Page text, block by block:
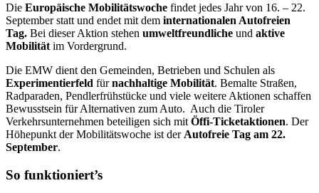
Die Europäische Mobilitätswoche findet jedes Jahr von 16. – 22.
September statt und endet mit dem internationalen Autofreien
Tag. Bei dieser Aktion stehen umweltfreundliche und aktive
Mobilität im Vordergrund.
Die EMW dient den Gemeinden, Betrieben und Schulen als
Experimentierfeld fürnachhaltige Mobilität. Bemalte Straßen,
Radparaden, Pendlerfrühstücke und viele weitere Aktionen schaffen
Bewusstsein für Alternativen zum Auto. Auch die Tiroler
Verkehrsunternehmen beteiligen sich mit Öffi-Ticketaktionen. Der
Höhepunkt der Mobilitätswoche ist der Autofreie Tag am 22.
September.
So funktioniert’s